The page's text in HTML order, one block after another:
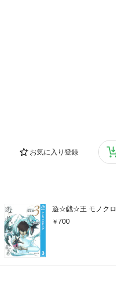
お気に入り登録
遊☆戯☆王 モノク
700